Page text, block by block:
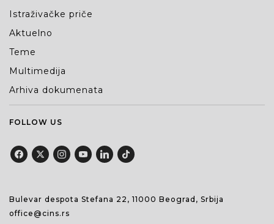
Istraživačke priče
Aktuelno
Teme
Multimedija
Arhiva dokumenata
FOLLOW US
Bulevar despota Stefana 22, 11000 Beograd, Srbija
office@cins.rs